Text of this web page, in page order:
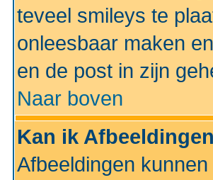
teveel smileys te
onleesbaar maken
en de post in zijn
Naar boven
Kan ik
Afbeeldingen